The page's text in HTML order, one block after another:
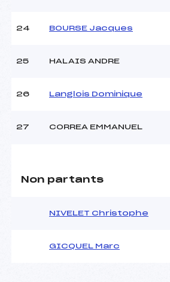
24 BOURSE Jacques
25 HALAIS ANDRE
26 Langlois Dominique
27 CORREA EMMANUEL
Non partants
NIVELET Christophe
GICQUEL Marc